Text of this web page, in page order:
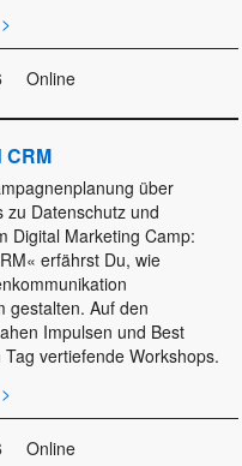
Online
CRM
über
zu Datenschutz und
Digital Marketing Camp:
erfährst Du, wie
gestalten. Auf den
Impulsen und Best
vertiefende Workshops.
Online